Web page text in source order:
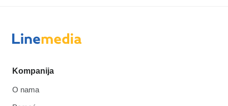
Kompanija
O nama